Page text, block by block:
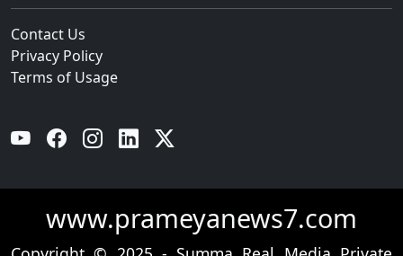
Contact Us
Privacy Policy
Terms of Usage
YouTube Facebook Instagram Linkedin
www.prameyanews7.com